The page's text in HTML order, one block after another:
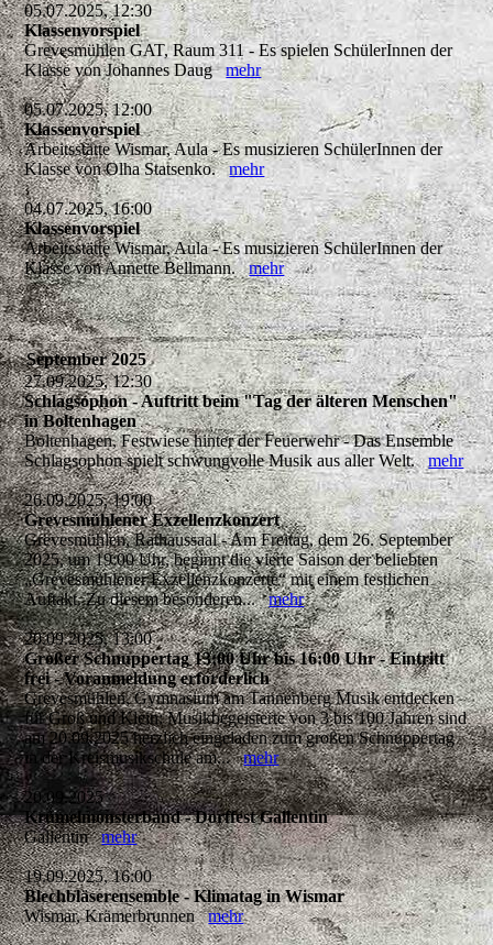
05.07.2025, 12:30
Klassenvorspiel
Grevesmühlen GAT, Raum 311 - Es spielen SchülerInnen der
Klasse von Johannes Daugmehr
05.07.2025, 12:00
Klassenvorspiel
Arbeitsstätte Wismar, Aula - Es musizieren SchülerInnen der
Klasse von Olha Statsenko.mehr
04.07.2025, 16:00
Klassenvorspiel
Arbeitsstätte Wismar, Aula - Es musizieren SchülerInnen der
Klasse von Annette Bellmann.mehr
September 2025
27.09.2025, 12:30
Schlagsophon - Auftritt beim "Tag der älteren Menschen"
in Boltenhagen
Boltenhagen, Festwiese hinter der Feuerwehr - Das Ensemble
Schlagsophon spielt schwungvolle Musik aus aller Welt.mehr
26.09.2025, 19:00
Grevesmühlener Exzellenzkonzert
Grevesmühlen, Rathaussaal - Am Freitag, dem 26. September
2025, um 19:00 Uhr, beginnt die vierte Saison der beliebten
„Grevesmühlener Exzellenzkonzerte“ mit einem festlichen
Auftakt. Zu diesem besonderen...mehr
20.09.2025, 13:00
Großer Schnuppertag 13:00 Uhr bis 16:00 Uhr - Eintritt
frei - Voranmeldung erforderlich
Grevesmühlen, Gymnasium am Tannenberg Musik entdecken
für Groß und Klein: Musikbegeisterte von 3 bis 100 Jahren sind
am 20.09.2025 herzlich eingeladen zum großen Schnuppertag
in der Kreismusikschule am...mehr
20.09.2025
Krümelmonsterband - Dorffest Gallentin
Gallentinmehr
19.09.2025, 16:00
Blechbläserensemble - Klimatag in Wismar
Wismar, Krämerbrunnenmehr